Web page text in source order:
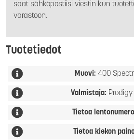
saat sähköpostiisi viestin kun
varastoon.
Tuotetiedot
Muovi: 400
Valmistaja:
Tietoa
Tietoa kiekon